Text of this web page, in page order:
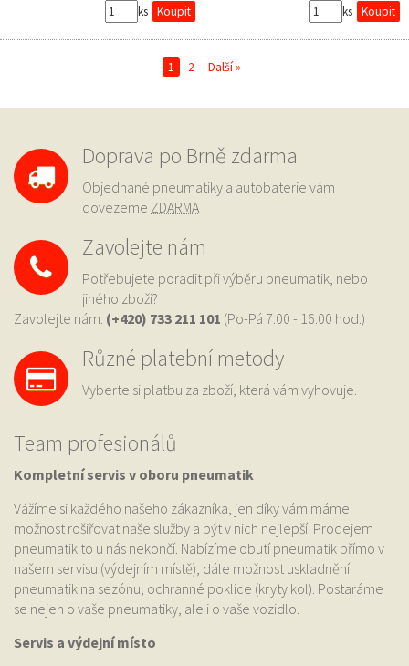
ks
ks
1 2 Další »
Doprava po Brně zdarma
Objednané pneumatiky a autobaterie vám
dovezeme ZDARMA !
Zavolejte nám
Potřebujete poradit při výběru pneumatik, nebo
jiného zboží?
Zavolejte nám: (+420) 733 211 101 (Po-Pá 7:00 - 16:00 hod.)
Různé platební metody
Vyberte si platbu za zboží, která vám vyhovuje.
Team profesionálů
Kompletní servis v oboru pneumatik
Vážíme si každého našeho zákazníka, jen díky vám máme
možnost rošiřovat naše služby a být v nich nejlepší. Prodejem
pneumatik to u nás nekončí. Nabízíme obutí pneumatik přímo v
našem servisu (výdejním místě), dále možnost uskladnění
pneumatik na sezónu, ochranné poklice (kryty kol). Postaráme
se nejen o vaše pneumatiky, ale i o vaše vozidlo.
Servis a výdejní místo